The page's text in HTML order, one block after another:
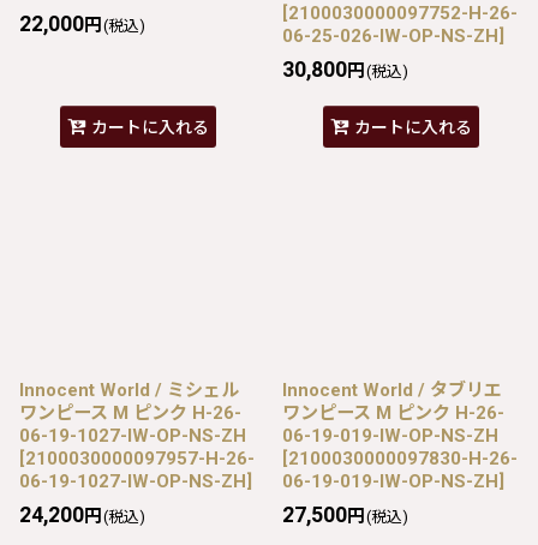
22,000円 (税込)
カートに入れる
[2100030000097752-H-26-
06-25-026-IW-OP-NS-ZH]
30,800円 (税込)
カートに入れる
Innocent World / ミシェル
ワンピース M ピンク H-26-
06-19-1027-IW-OP-NS-ZH
[2100030000097957-H-26-
06-19-1027-IW-OP-NS-ZH]
24,200円 (税込)
Innocent World / タブリエ
ワンピース M ピンク H-26-
06-19-019-IW-OP-NS-ZH
[2100030000097830-H-26-
06-19-019-IW-OP-NS-ZH]
27,500円 (税込)